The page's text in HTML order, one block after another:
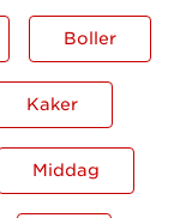
Boller
Kaker
Middag